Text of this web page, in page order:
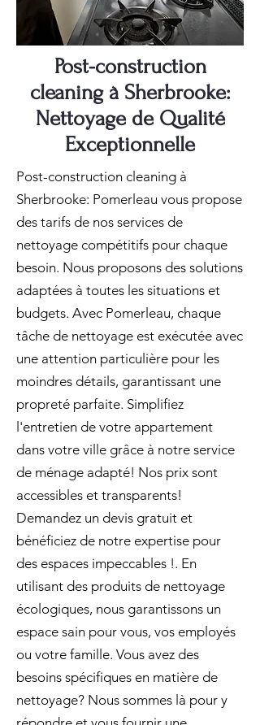
Post-construction
cleaning à Sherbrooke:
Nettoyage de Qualité
Exceptionnelle
Post-construction cleaning à
Sherbrooke: Pomerleau vous propose
des tarifs de nos services de
nettoyage compétitifs pour chaque
besoin. Nous proposons des solutions
adaptées à toutes les situations et
budgets. Avec Pomerleau, chaque
tâche de nettoyage est exécutée avec
une attention particulière pour les
moindres détails, garantissant une
propreté parfaite. Simplifiez
l'entretien de votre appartement
dans votre ville grâce à notre service
de ménage adapté! Nos prix sont
accessibles et transparents!
Demandez un devis gratuit et
bénéficiez de notre expertise pour
des espaces impeccables !. En
utilisant des produits de nettoyage
écologiques, nous garantissons un
espace sain pour vous, vos employés
ou votre famille. Vous avez des
besoins spécifiques en matière de
nettoyage? Nous sommes là pour y